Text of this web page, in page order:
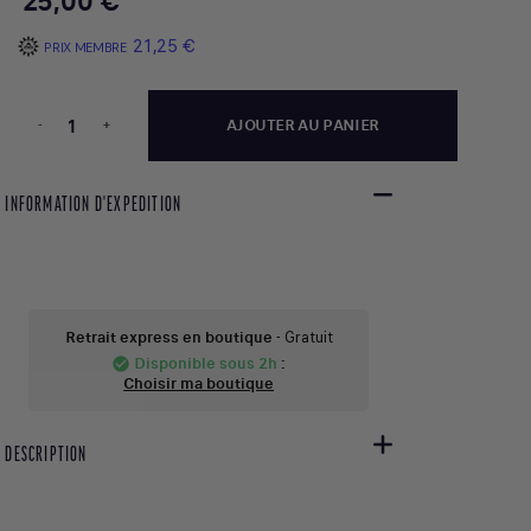
PRIX MEMBRE 21,25 €
- + AJOUTER AU PANIER
INFORMATION D'EXPEDITION
Retrait express en boutique - Gratuit
check_circle Disponible sous 2h :
Choisir ma boutique
DESCRIPTION